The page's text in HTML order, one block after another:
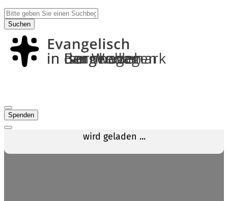
Suchen
Spenden